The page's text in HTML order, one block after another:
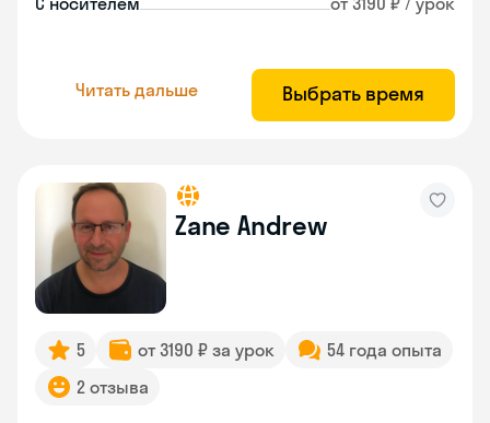
Читать дальше Выбрать время
Zane Andrew
5 от 3190 ₽ за урок
54 года опыта
2 отзыва